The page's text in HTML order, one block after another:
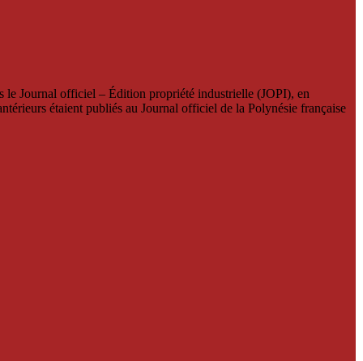
le Journal officiel – Édition propriété industrielle (JOPI), en
étaient publiés au Journal officiel de la Polynésie française